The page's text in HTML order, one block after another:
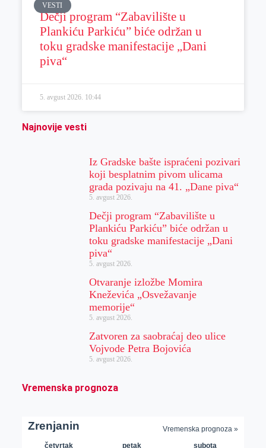
VESTI
Dečji program “Zabavilište u
Plankiću Parkiću” biće održan u
toku gradske manifestacije „Dani
piva“
5. avgust 2026. 10:44
Najnovije vesti
Iz Gradske bašte ispraćeni pozivari
koji besplatnim pivom ulicama
grada pozivaju na 41. „Dane piva“
5. avgust 2026.
Dečji program “Zabavilište u
Plankiću Parkiću” biće održan u
toku gradske manifestacije „Dani
piva“
5. avgust 2026.
Otvaranje izložbe Momira
Kneževića „Osvežavanje
memorije“
5. avgust 2026.
Zatvoren za saobraćaj deo ulice
Vojvode Petra Bojovića
5. avgust 2026.
Vremenska prognoza